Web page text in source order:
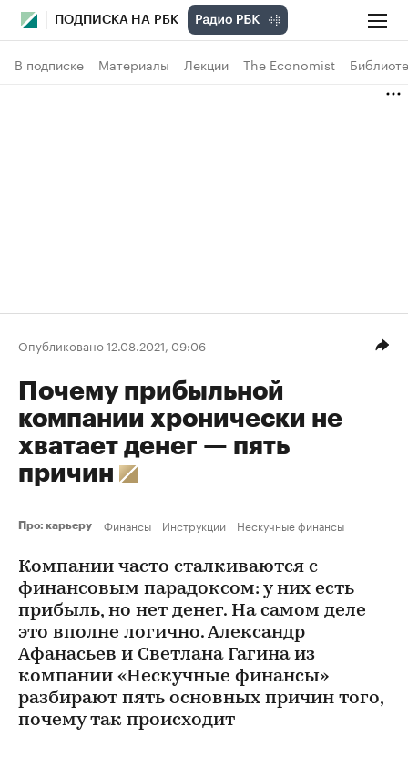
ПОДПИСКА НА РБК
В подписке Материалы Лекции The Economist
Опубликовано 12.08.2021, 09:06
Почему прибыльной
компании хронически не
хватает денег — пять
причин
Про: карьеру Финансы Инструкции Нескучные финансы
Компании часто сталкиваются с
финансовым парадоксом: у них есть
прибыль, но нет денег. На самом деле
это вполне логично. Александр
Афанасьев и Светлана Гагина из
компании «Нескучные финансы»
разбирают пять основных причин того,
почему так происходит